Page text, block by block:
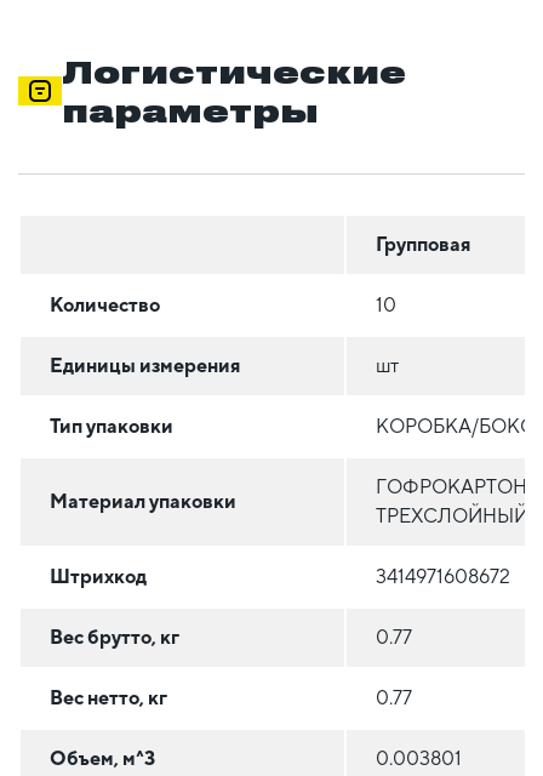
Логистические
параметры
Групповая
Количество 10
Единицы измерения шт
Тип упаковки КОРОБКА/БОКС
Материал упаковки
ГОФРОКАРТОН
ТРЕХСЛОЙНЫЙ
Штрихкод 3414971608672
Вес брутто, кг 0.77
Вес нетто, кг 0.77
Объем, м^3 0.003801